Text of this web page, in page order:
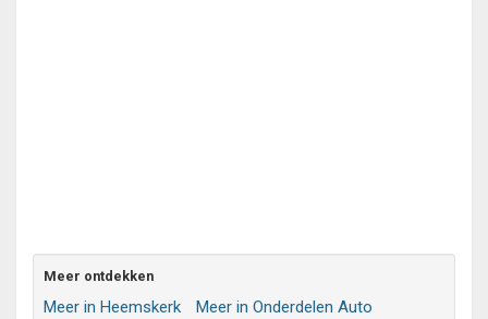
Meer ontdekken
Meer in Heemskerk
Meer in Onderdelen Auto